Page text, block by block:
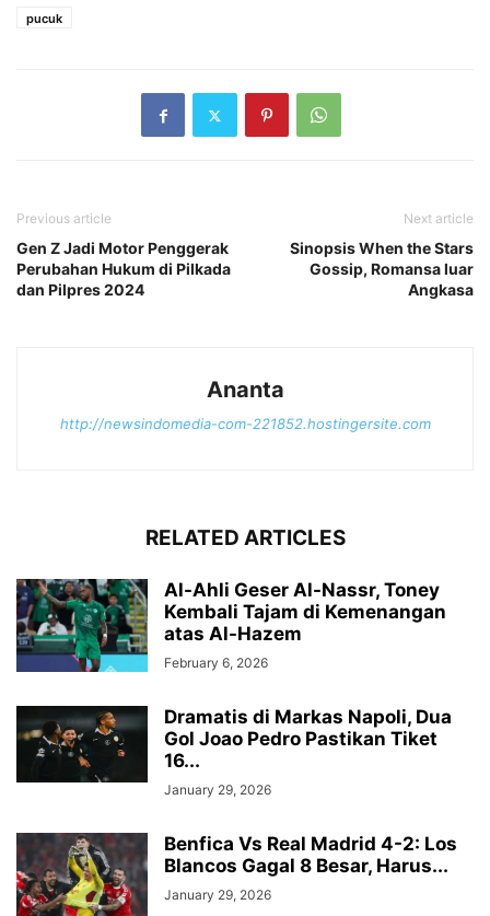
pucuk
Previous article
Gen Z Jadi Motor Penggerak
Perubahan Hukum di Pilkada
dan Pilpres 2024
Next article
Sinopsis When the Stars
Gossip, Romansa luar
Angkasa
Ananta
http://newsindomedia-com-221852.hostingersite.com
RELATED ARTICLES
Al-Ahli Geser Al-Nassr, Toney
Kembali Tajam di Kemenangan
atas Al-Hazem
February 6, 2026
Dramatis di Markas Napoli, Dua
Gol Joao Pedro Pastikan Tiket
16...
January 29, 2026
Benfica Vs Real Madrid 4-2: Los
Blancos Gagal 8 Besar, Harus...
January 29, 2026